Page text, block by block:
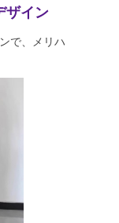
ザイン
で、メリハ